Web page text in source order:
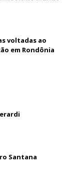
voltadas ao
em Rondônia
Santana